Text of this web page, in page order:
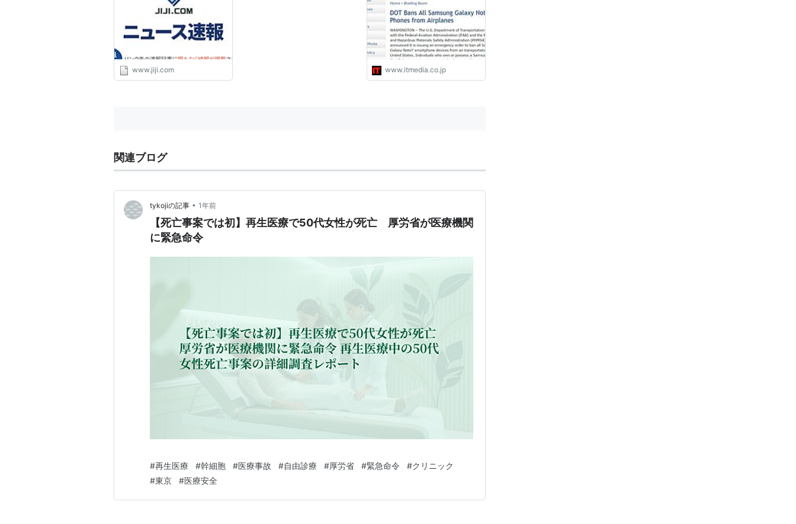
命令を出した：時事ドットコ
www.jiji.com www.itmedia.co.jp
関連ブログ
tykojiの記事 • 1年前
【死亡事案では初】再生医療で50代女性が死亡 厚労省が医療機関
に緊急命令
#再生医療 #幹細胞 #医療事故 #自由診療 #厚労省 #緊急命令 #クリニック
#東京 #医療安全